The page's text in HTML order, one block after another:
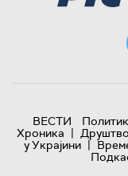
ВЕСТИ
Хроника | Друштво
у Украјини |